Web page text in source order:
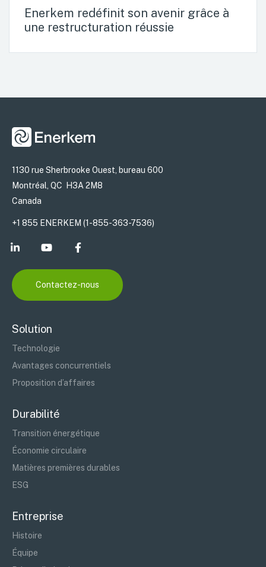
Enerkem redéfinit son avenir grâce à
une restructuration réussie
1130 rue Sherbrooke Ouest, bureau 600
Montréal, QC H3A 2M8
Canada
+1 855 ENERKEM (1-855-363-7536)
Contactez-nous
Solution
Technologie
Avantages concurrentiels
Proposition d’affaires
Durabilité
Transition énergétique
Économie circulaire
Matières premières durables
ESG
Entreprise
Histoire
Équipe